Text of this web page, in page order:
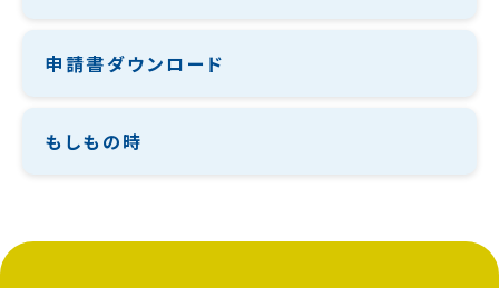
申請書ダウンロード
もしもの時